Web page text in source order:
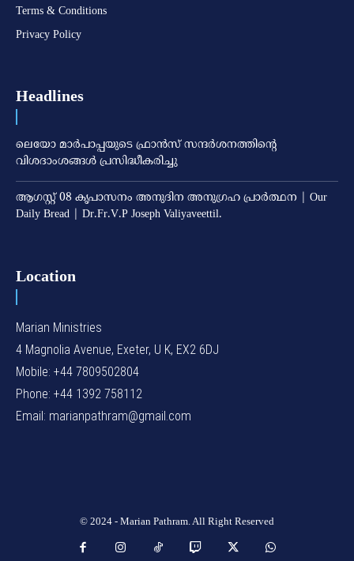
Terms & Conditions
Privacy Policy
Headlines
ലെയോ മാര്‍പാപ്പയുടെ ഫ്രാന്‍സ് സന്ദര്‍ശനത്തിന്റെ
വിശദാംശങ്ങള്‍ പ്രസിദ്ധീകരിച്ചു
ആഗസ്റ്റ് 08 കൃപാസനം അനുദിന അനുഗ്രഹ പ്രാർത്ഥന | Our
Daily Bread | Dr.Fr.V.P Joseph Valiyaveettil.
Location
Marian Ministries
4 Magnolia Avenue, Exeter, U K, EX2 6DJ
Mobile: +44 7809502804
Phone: +44 1392 758112
Email: marianpathram@gmail.com
© 2024 - Marian Pathram. All Right Reserved